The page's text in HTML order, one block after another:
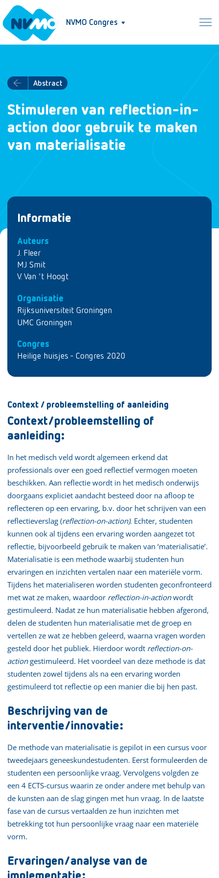
NVMO Congres
Abstract
Stimuleren van reflection-in-
action door gebruik te maken
van materialisatie
Informatie
Auteurs
J. Fleer
MJ Smit
V. Van 't Hoogt
Organisatie
Rijksuniversiteit Groningen
UMC Groningen
Congres
Heilige huisjes - Congres 2020
Context / probleemstelling of aanleiding
Context/probleemstelling of
aanleiding:
In het medisch veld wordt algemeen erkend dat
professionals over een goed reflectief vermogen moeten
beschikken. Aan reflectie wordt in het medisch onderwijs
doorgaans expliciet aandacht besteed door na afloop te
reflecteren op een ervaring, b.v. door het schrijven van een
reflectieverslag (reflection-on-action). Echter, studenten
kunnen ook al tijdens een ervaring worden aangezet tot
reflectie, bijvoorbeeld gebruik te maken van ‘materialisatie’.
Materialisatie is een methode waarbij studenten hun
ervaringen en inzichten vertalen naar een materiële vorm.
Tijdens het materialiseren worden studenten geconfronteerd
met wat ze maken, waardoor reflection-in-actionwordt
gestimuleerd. Nadat ze hun materialisatie hebben afgerond,
delen de studenten hun materialisatie met de groep en
vertellen ze wat ze hebben geleerd, waarna vragen worden
gesteld door het publiek. Hierdoor wordt reflection-on-
actiongestimuleerd. Het voordeel van deze methode is dat
studenten zowel tijdens als na een ervaring worden
gestimuleerd tot reflectie op een manier die bij hen past.
Beschrijving van de
interventie/innovatie:
De methode van materialisatie is gepilot in een cursus voor
tweedejaars geneeskundestudenten. Eerst formuleerden de
studenten een persoonlijke vraag. Vervolgens volgden ze
een 4 ECTS-cursus waarin ze onder andere met behulp van
de kunsten aan de slag gingen met hun vraag. In de laatste
fase van de cursus vertaalden ze hun inzichten met
betrekking tot hun persoonlijke vraag naar een materiële
vorm.
Ervaringen/analyse van de